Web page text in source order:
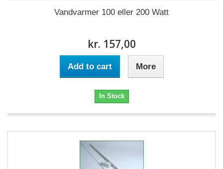
Vandvarmer 100 eller 200 Watt
kr. 157,00
Add to cart More
In Stock